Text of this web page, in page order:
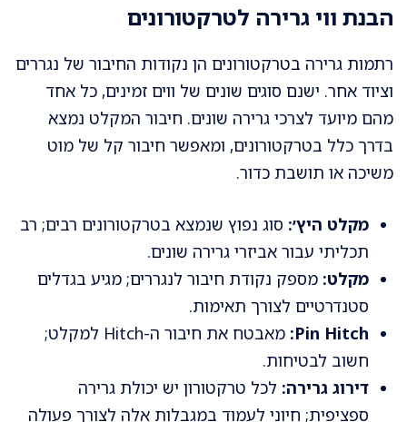
הבנת ווי גרירה לטרקטורונים
רתמות גרירה בטרקטורונים הן נקודות החיבור של נגררים
וציוד אחר. ישנם סוגים שונים של ווים זמינים, כל אחד
מהם מיועד לצרכי גרירה שונים. חיבור המקלט נמצא
בדרך כלל בטרקטורונים, ומאפשר חיבור קל של מוט
משיכה או תושבת כדור.
מקלט היץ׳: סוג נפוץ שנמצא בטרקטורונים רבים; רב
תכליתי עבור אביזרי גרירה שונים.
מקלט: מספק נקודת חיבור לנגררים; מגיע בגדלים
סטנדרטיים לצורך תאימות.
Pin Hitch:
מאבטח את חיבור ה-Hitch למקלט;
חשוב לבטיחות.
דירוג גרירה: לכל טרקטורון יש יכולת גרירה
ספציפית; חיוני לעמוד במגבלות אלה לצורך פעולה